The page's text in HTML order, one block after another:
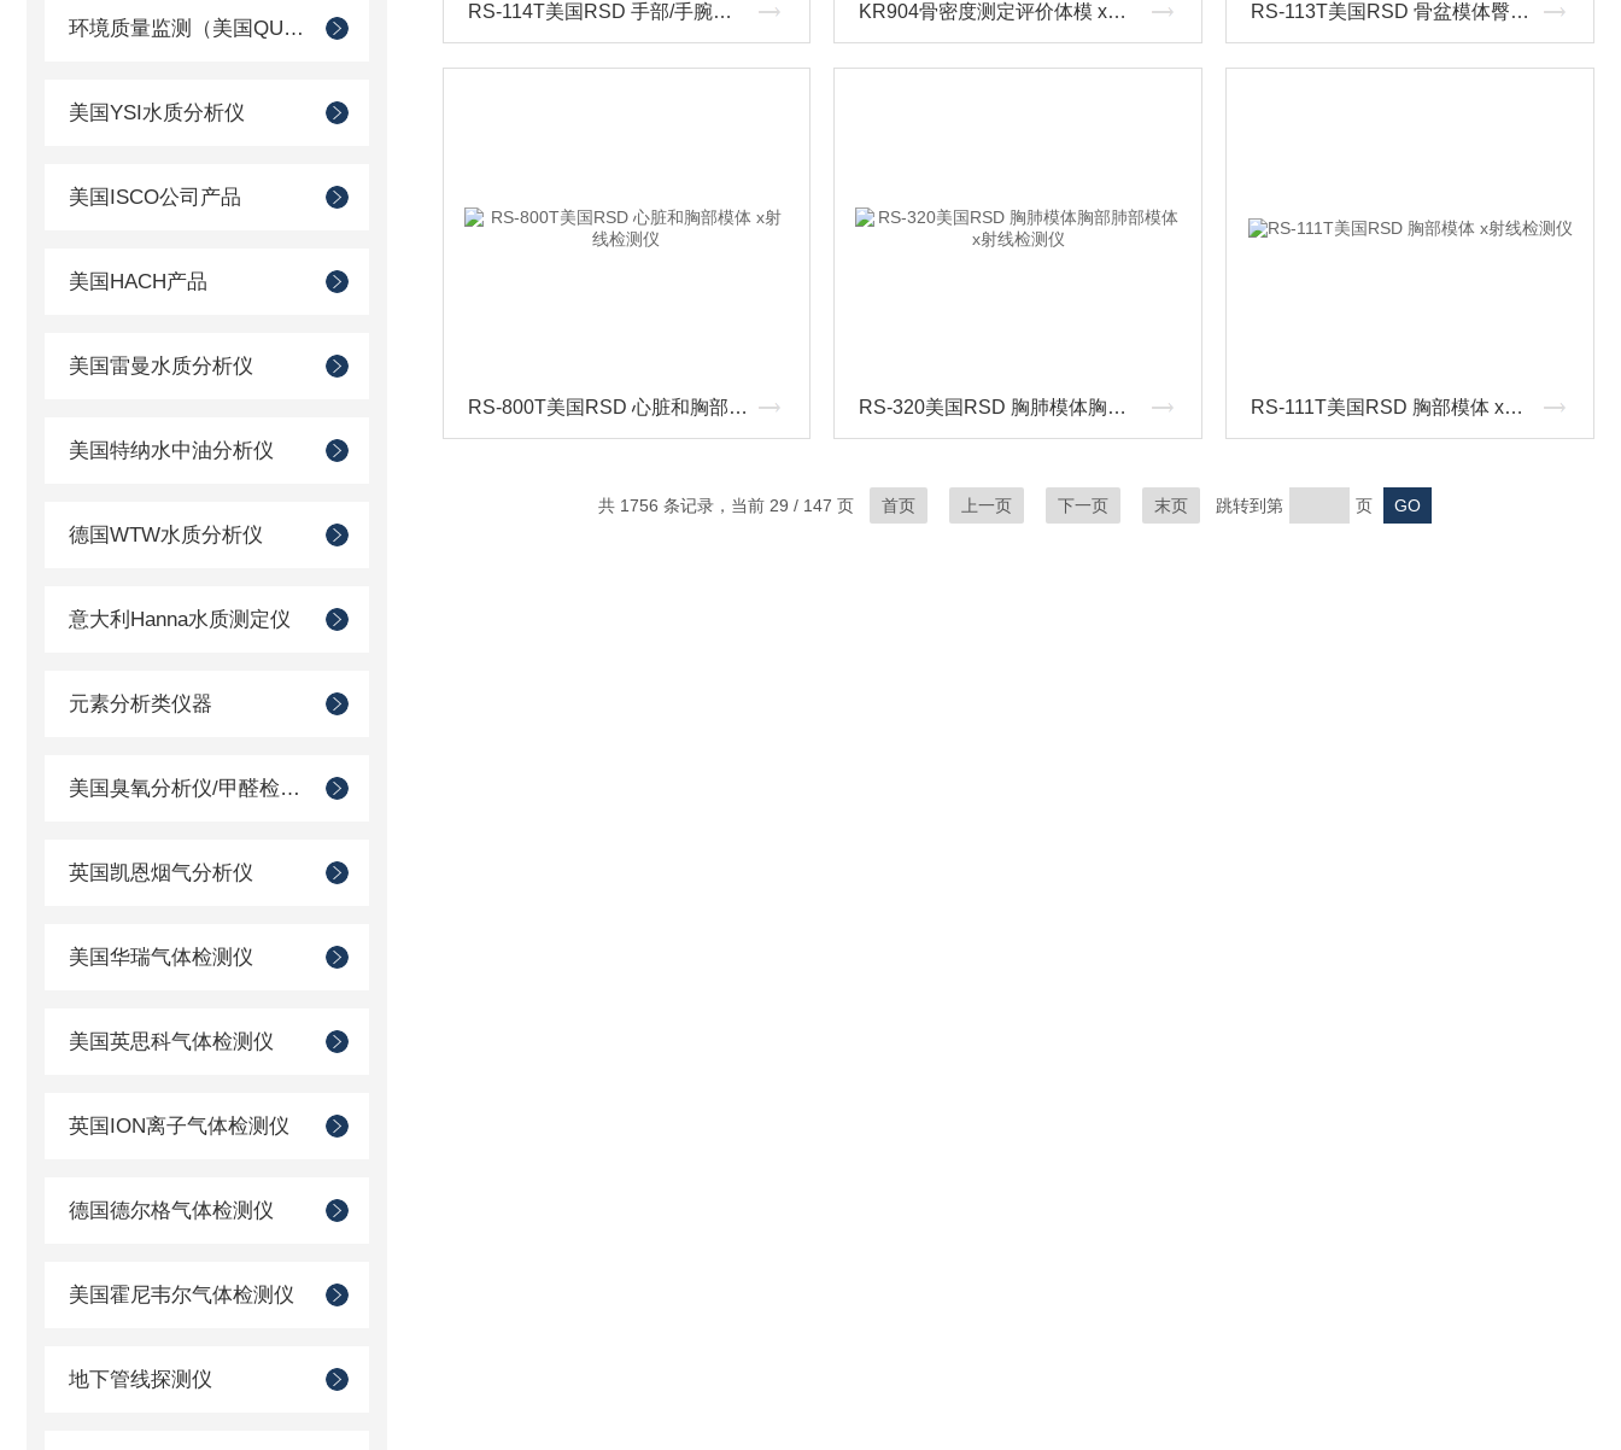
环境质量监测（美国QUEST）
美国YSI水质分析仪
美国ISCO公司产品
美国HACH产品
美国雷曼水质分析仪
美国特纳水中油分析仪
德国WTW水质分析仪
意大利Hanna水质测定仪
元素分析类仪器
美国臭氧分析仪/甲醛检测仪
英国凯恩烟气分析仪
美国华瑞气体检测仪
美国英思科气体检测仪
英国ION离子气体检测仪
德国德尔格气体检测仪
美国霍尼韦尔气体检测仪
地下管线探测仪
RS-114T美国RSD 手部/手腕模型 x射线检查模体 x射线检测仪 KR904骨密度测定评价体模 x射线检测仪 RS-113T美国RSD 骨盆模体臀部模型 x射线检测仪
RS-800T美国RSD 心脏和胸部模体 x射线检测仪 RS-320美国RSD 胸肺模体胸部肺部模体 x射线检测仪 RS-111T美国RSD 胸部模体 x射线检测仪
共 1756 条记录，当前 29 / 147 页 首页 上一页 下一页 末页 跳转到第 页